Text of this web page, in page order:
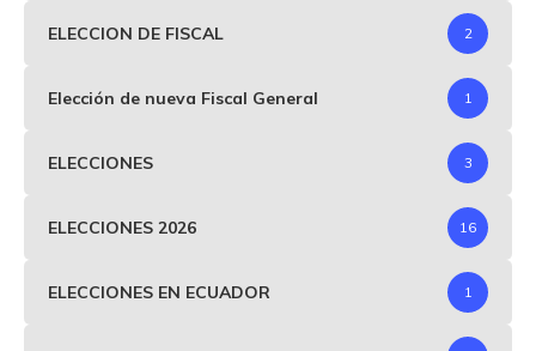
ELECCION DE FISCAL 2
Elección de nueva Fiscal General 1
ELECCIONES 3
ELECCIONES 2026 16
ELECCIONES EN ECUADOR 1